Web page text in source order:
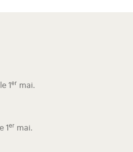
1 er mai.
1 er mai.